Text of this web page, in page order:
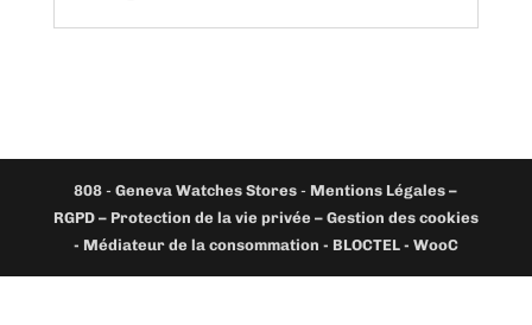
808 -Geneva Watches Stores - Mentions Légales –
RGPD – Protection de la vie privée – Gestion des cookies
- Médiateur de la consommation - BLOCTEL - WooC